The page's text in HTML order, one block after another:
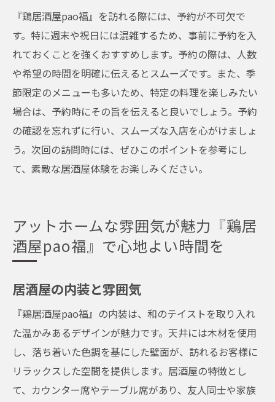
『鶏居酒屋pao福』を訪れる際には、予約が不可欠で
す。特に週末や祝日には混雑するため、事前に予約を入
れておくことを強くおすすめします。予約の際は、人数
や希望の時間を明確に伝えるとスムーズです。また、季
節限定のメニューも多いため、特定の料理を楽しみたい
場合は、予約時にその旨を伝えると良いでしょう。予約
の確認を忘れずに行い、スムーズな入店を心がけましょ
う。次回の訪問時には、ぜひこのポイントを参考にし
て、素敵な居酒屋体験をお楽しみください。
アットホームな雰囲気が魅力『鶏居
酒屋pao福』で心地よい時間を
居酒屋の内装と雰囲気
『鶏居酒屋pao福』の内装は、和のテイストを取り入れ
た温かみあるデザインが魅力です。天井には木材を使用
し、落ち着いた色調を基にした壁面が、訪れるお客様に
リラックスした空間を提供します。居酒屋の特徴とし
て、カウンター席やテーブル席があり、友人同士や家族